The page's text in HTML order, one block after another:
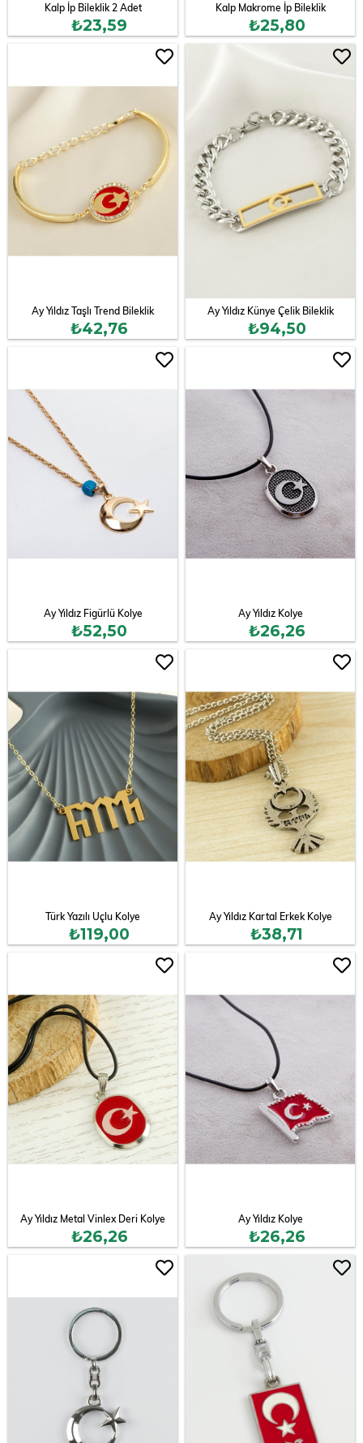
Kalp İp Bileklik 2 Adet
₺23,59
Kalp Makrome İp Bileklik
₺25,80
Ay Yıldız Taşlı Trend Bileklik
₺42,76
Ay Yıldız Künye Çelik Bileklik
₺94,50
Ay Yıldız Figürlü Kolye
₺52,50
Ay Yıldız Kolye
₺26,26
Türk Yazılı Uçlu Kolye
₺119,00
Ay Yıldız Kartal Erkek Kolye
₺38,71
Ay Yıldız Metal Vinlex Deri Kolye
₺26,26
Ay Yıldız Kolye
₺26,26